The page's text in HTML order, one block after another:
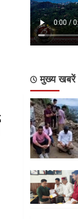
मुख्य खबरें